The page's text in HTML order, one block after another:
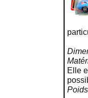
Elle
Poids